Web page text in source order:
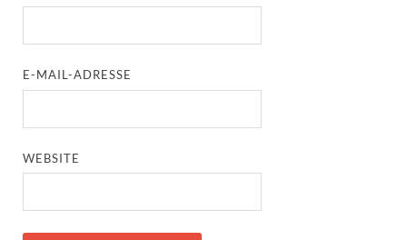
E-MAIL-ADRESSE
WEBSITE